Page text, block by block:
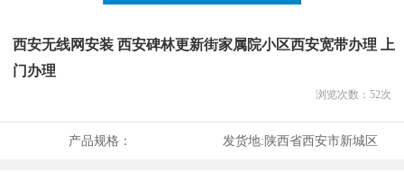
西安无线网安装 西安碑林更新街家属院小区西安宽带办理 上
门办理
浏览次数： 52次
产品规格： 发货地:陕西省西安市新城区